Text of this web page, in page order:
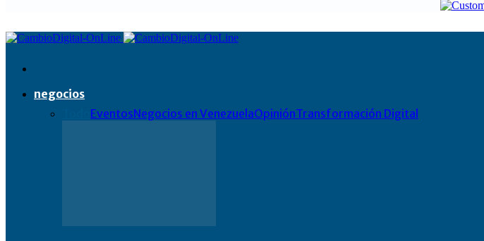
negocios
EventosNegocios en VenezuelaOpiniónTransformación Digital